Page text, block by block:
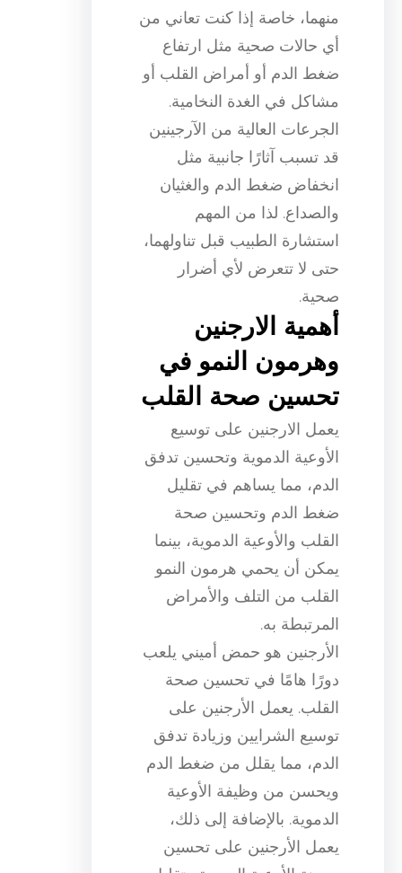
منهما، خاصة إذا كنت تعاني من
أي حالات صحية مثل ارتفاع
ضغط الدم أو أمراض القلب أو
مشاكل في الغدة النخامية.
الجرعات العالية من الآرجينين
قد تسبب آثارًا جانبية مثل
انخفاض ضغط الدم والغثيان
والصداع. لذا من المهم
استشارة الطبيب قبل تناولهما،
حتى لا تتعرض لأي أضرار
صحية.
أهمية الارجنين
وهرمون النمو في
تحسين صحة القلب
يعمل الارجنين على توسيع
الأوعية الدموية وتحسين تدفق
الدم، مما يساهم في تقليل
ضغط الدم وتحسين صحة
القلب والأوعية الدموية، بينما
يمكن أن يحمي هرمون النمو
القلب من التلف والأمراض
المرتبطة به.
الأرجنين هو حمض أميني يلعب
دورًا هامًا في تحسين صحة
القلب. يعمل الأرجنين على
توسيع الشرايين وزيادة تدفق
الدم، مما يقلل من ضغط الدم
ويحسن من وظيفة الأوعية
الدموية. بالإضافة إلى ذلك،
يعمل الأرجنين على تحسين